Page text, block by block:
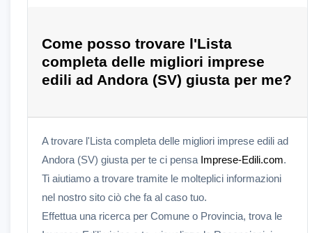
Come posso trovare l'Lista
completa delle migliori imprese
edili ad Andora (SV) giusta per me?
A trovare l'Lista completa delle migliori imprese edili ad
Andora (SV) giusta per te ci pensa Imprese-Edili.com.
Ti aiutiamo a trovare tramite le molteplici informazioni
nel nostro sito ciò che fa al caso tuo.
Effettua una ricerca per Comune o Provincia, trova le